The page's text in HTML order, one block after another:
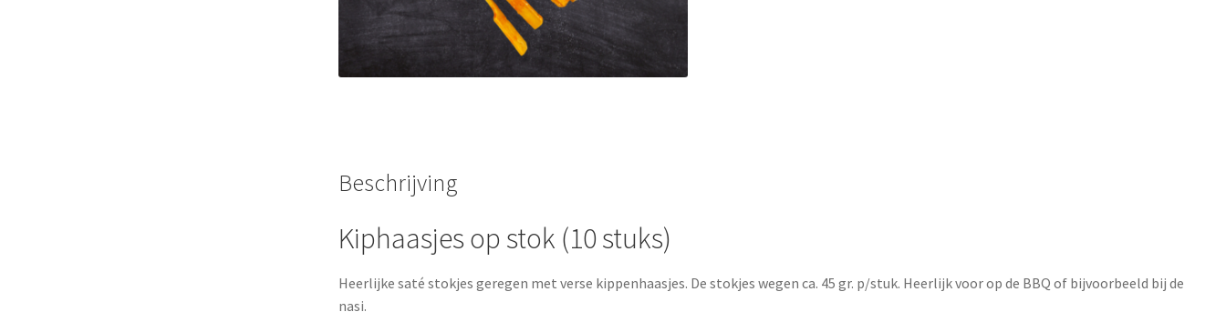
Beschrijving
Kiphaasjes op stok (10 stuks)
Heerlijke saté stokjes geregen met verse kippenhaasjes. De stokjes wegen ca. 45 gr. p/stuk. Heerlijk voor op de BBQ of bijvoorbeeld bij de
nasi.